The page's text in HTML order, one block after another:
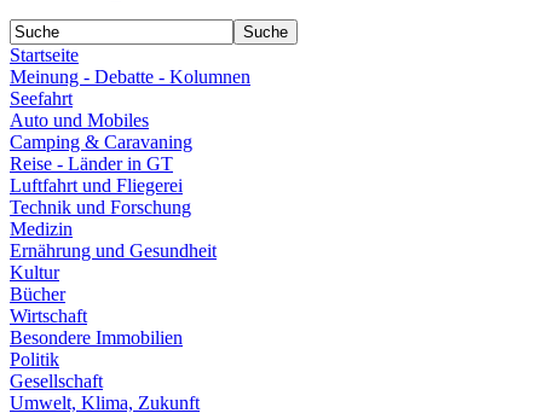
Startseite
Meinung - Debatte - Kolumnen
Seefahrt
Auto und Mobiles
Camping & Caravaning
Reise - Länder in GT
Luftfahrt und Fliegerei
Technik und Forschung
Medizin
Ernährung und Gesundheit
Kultur
Bücher
Wirtschaft
Besondere Immobilien
Politik
Gesellschaft
Umwelt, Klima, Zukunft